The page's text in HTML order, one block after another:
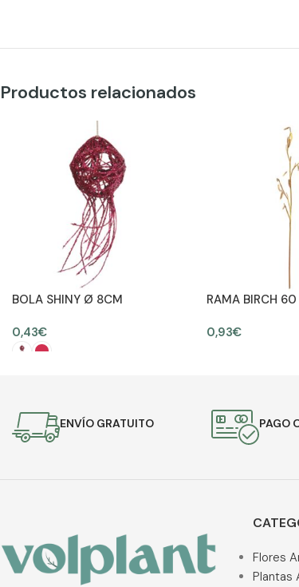
Productos relacionados
BOLA SHINY Ø 8CM
0,43€
RAMA BIRCH
0,93€
ENVÍO GRATUITO PAGO
Flores
Plantas